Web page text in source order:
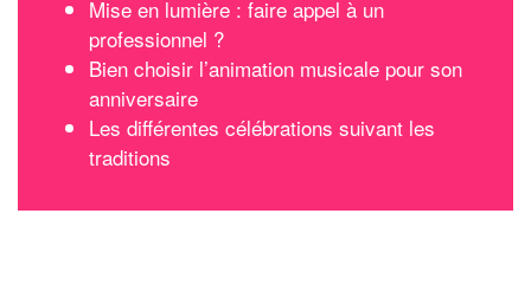
Mise en lumière : faire appel à un
professionnel ?
Bien choisir l’animation musicale pour son
anniversaire
Les différentes célébrations suivant les
traditions